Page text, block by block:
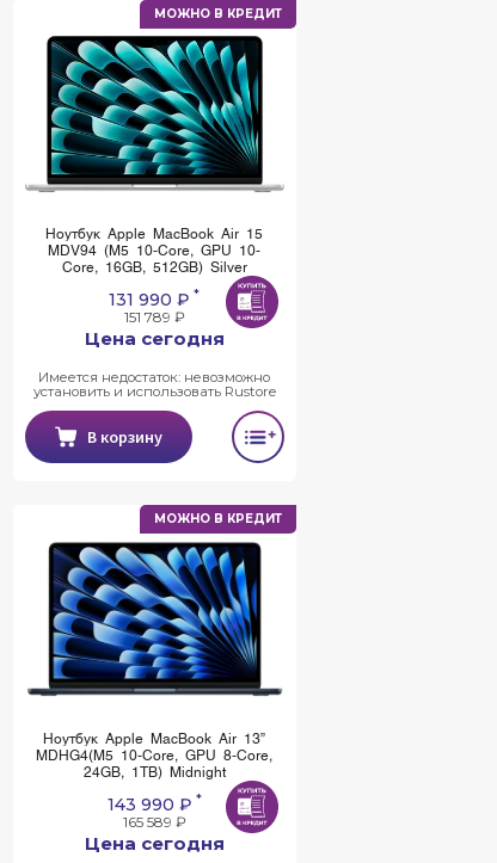
МОЖНО В КРЕДИТ
Ноутбук Apple MacBook Air 15
MDV94 (M5 10-Core, GPU 10-
Core, 16GB, 512GB) Silver
131 990 ₽ *
151 789 ₽
Цена сегодня
Имеется недостаток: невозможно
установить и использовать Rustore
В корзину
МОЖНО В КРЕДИТ
Ноутбук Apple MacBook Air 13”
MDHG4(M5 10-Core, GPU 8-Core,
24GB, 1TB) Midnight
143 990 ₽ *
165 589 ₽
Цена сегодня